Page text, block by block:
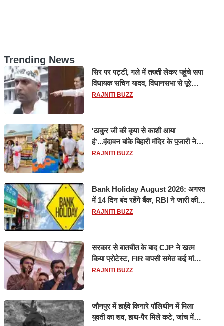
Trending News
सिर पर पट्टी, गले में तख्ती लेकर पहुंचे सपा
विधायक सचिन यादव, विधानसभा से पूरे
मानसून सत्र के लिए किया गया निलंबित
RAJNITI BUZZ
'ठाकुर जी की कृपा से काशी आया
हूं'...वृंदावन बांके बिहारी मंदिर के पुजारी ने
किया श्री काशी विश्वनाथ का जलाभिषेक
RAJNITI BUZZ
Bank Holiday August 2026: अगस्त
में 14 दिन बंद रहेंगे बैंक, RBI ने जारी की
छुट्टियों की लिस्ट​​​​​​​
RAJNITI BUZZ
सरकार से बातचीत के बाद CJP ने खत्म
किया प्रोटेस्ट, FIR वापसी समेत कई मांगों
पर बनी सहमति
RAJNITI BUZZ
जौनपुर में हाईवे किनारे पॉलिथीन में मिला
युवती का शव, हाथ-पैर मिले कटे, जांच में